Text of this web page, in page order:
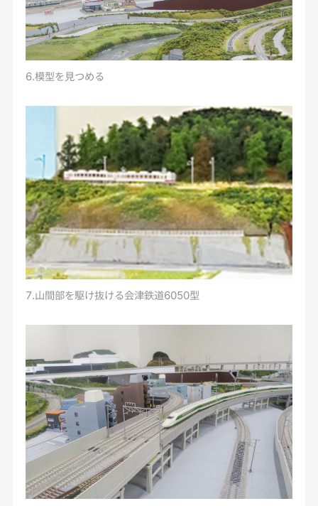
6.模型を見つめる
7.山間部を駆け抜ける会津鉄道6050型